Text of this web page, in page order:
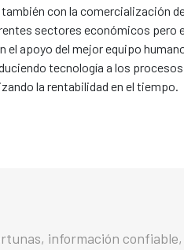
también con la comercialización
sectores económicos pero
el apoyo del mejor equipo
tecnología a los procesos
la rentabilidad en el tiempo.
información